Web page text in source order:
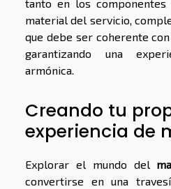
tanto en los
material del servicio,
que debe ser coherente
garantizando una
armónica.
Creando tu
experiencia de
Explorar el mundo del
convertirse en una